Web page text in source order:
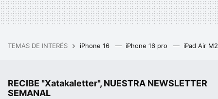
TEMAS DE INTERÉS iPhone 16 iPhone 16 pro iPad Air
RECIBE "Xatakaletter", NUESTRA NEWSLETTER
SEMANAL